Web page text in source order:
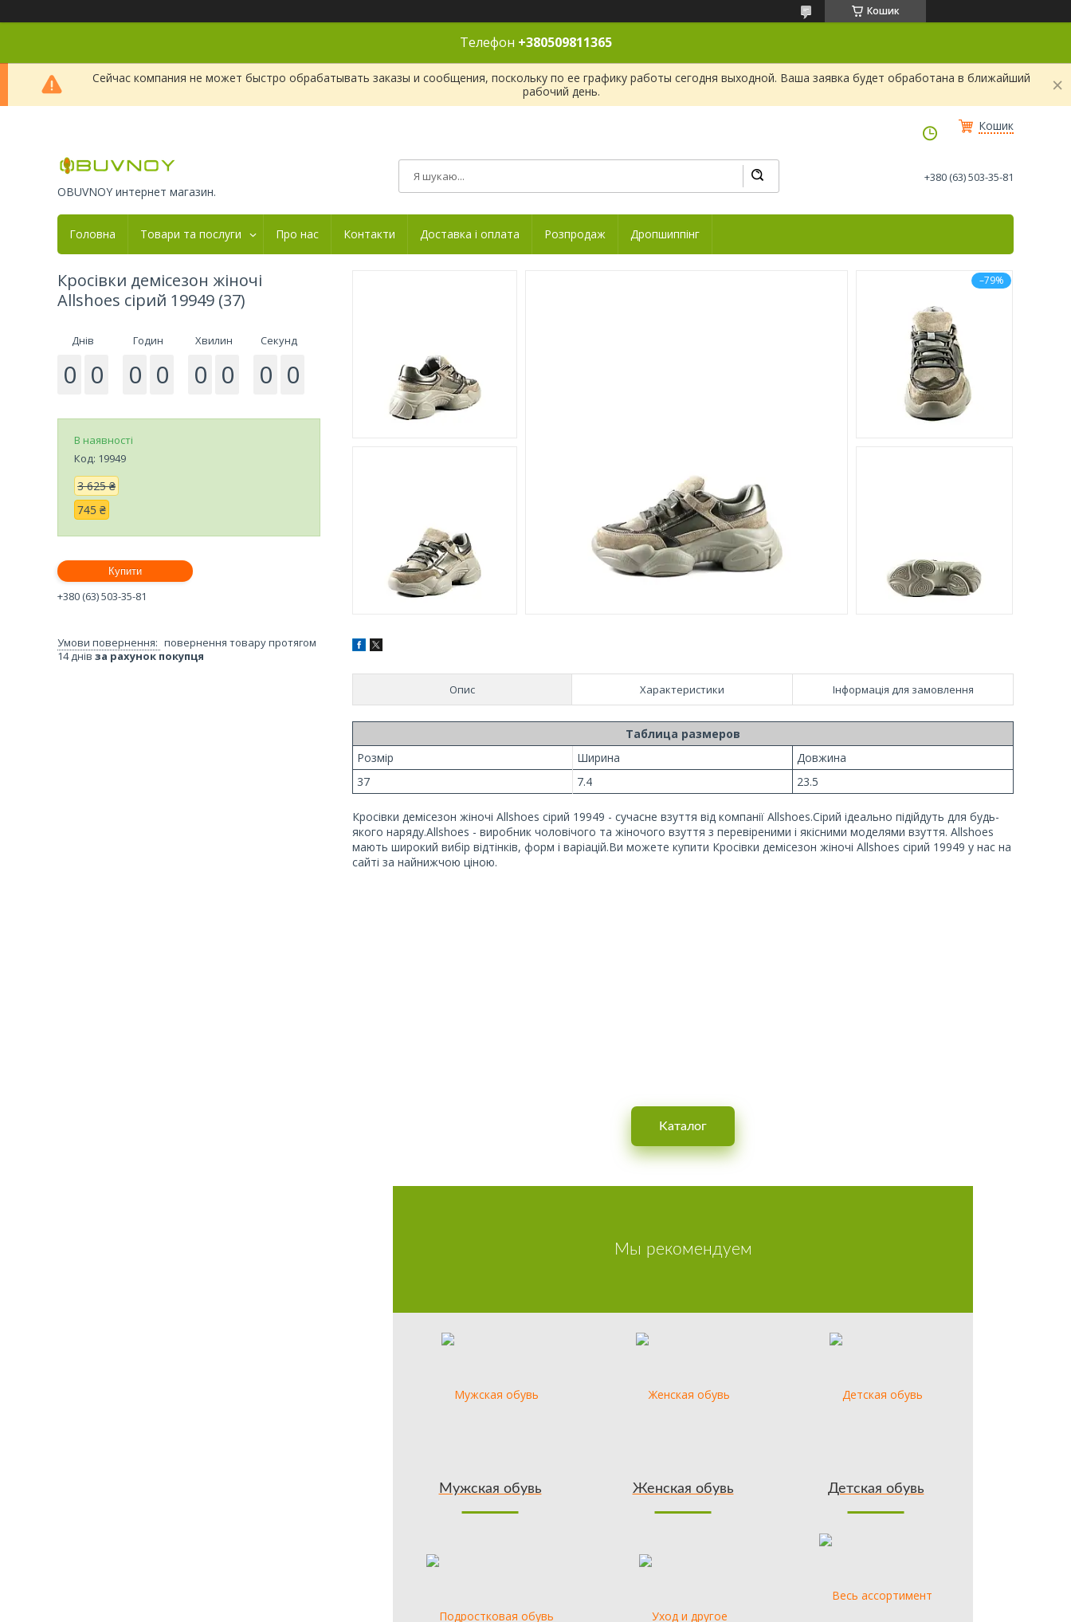
Кошик
Телефон +380509811365
Сейчас компания не может быстро обрабатывать заказы и сообщения, поскольку по ее графику работы сегодня выходной. Ваша заявка будет обработана в ближайший
рабочий день.
Кошик
OBUVNOY интернет магазин.
+380 (63) 503-35-81
Головна Товари та послуги Про нас Контакти Доставка і оплата Розпродаж Дропшиппінг
–79%
Опис Характеристики Інформація для замовлення
Таблица размеров
Розмiр
Ширина
Довжина
37
7.4 23.5
Кросівки демісезон жіночі Allshoes сірий 19949 - сучасне взуття від компанії Allshoes.Сірий ідеально підійдуть для будь-
якого наряду.Allshoes - виробник чоловічого та жіночого взуття з перевіреними і якісними моделями взуття. Allshoes
мають широкий вибір відтінків, форм і варіацій.Ви можете купити Кросівки демісезон жіночі Allshoes сірий 19949 у нас на
сайті за найнижчою ціною.
Kаталог
Мы рекомендуем
Мужская обувь Женская обувь Детская обувь
Кросівки демісезон жіночі
Allshoes сірий 19949 (37)
Днів
0 0
Годин
0 0
Хвилин
0 0
Секунд
0 0
В наявності
Код: 19949
3 625 ₴
745 ₴
Купити
+380 (63) 503-35-81
повернення товару протягом
14 днів за рахунок покупця